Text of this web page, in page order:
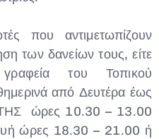
που αντιμετωπίζουν
των δανείων τους, είτε
του Τοπικού
από Δευτέρα έως
ώρες 10.30 – 13.00
ώρες 18.30 – 21.00 ή